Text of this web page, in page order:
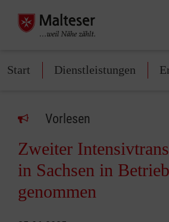
Start Dienstleistungen
Vorlesen
Zweiter
in Sachsen in Betrieb
genommen